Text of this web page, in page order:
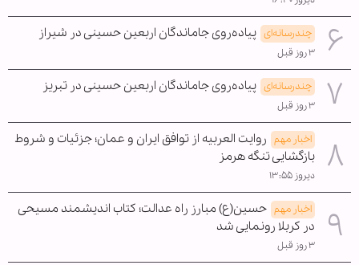
چندرسانه‌ای پیاده‌روی جاماندگان اربعین حسینی در شیراز
۳ روز قبل
چندرسانه‌ای پیاده‌روی جاماندگان اربعین حسینی در تبریز
۳ روز قبل
اخبار مهم روایت العربیه از توافق ایران و عمان؛ جزئیات و شروط
بازگشایی تنگه هرمز
دیروز ۱۳:۵۵
اخبار مهم حسین(ع) مبارز راه عدالت؛ کتاب اندیشمند مسیحی
در کربلا رونمایی شد
۳ روز قبل